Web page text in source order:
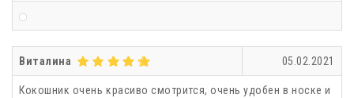
Виталина 05.02.2021
Кокошник очень красиво смотрится, очень удобен в носке и